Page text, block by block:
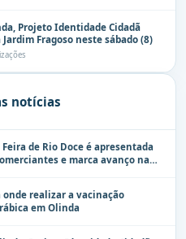
Projeto Identidade Cidadã
Jardim Fragoso neste sábado (8)
notícias
Feira de Rio Doce é apresentada
e marca avanço na
onde realizar a vacinação
em Olinda